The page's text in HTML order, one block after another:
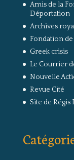
Amis de la
Déportation
Archives
Fondation
Greek crisis
Le Courrier
Nouvelle
Revue Cité
Site de Régis